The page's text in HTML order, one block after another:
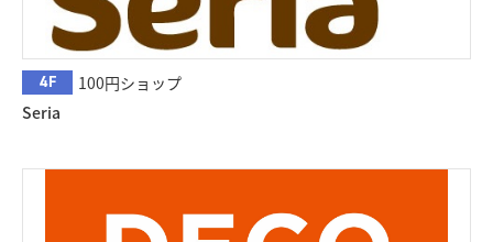
4F
100円ショップ
Seria